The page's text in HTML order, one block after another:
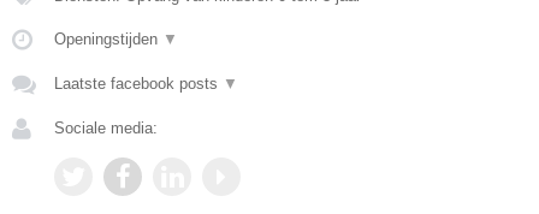
Openingstijden ▼
Laatste facebook posts ▼
Sociale media: